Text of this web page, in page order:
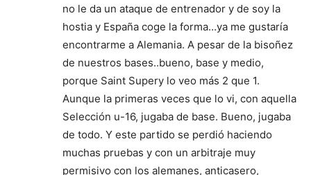
no le da un ataque de entrenador y de soy la
hostia y España coge la forma…ya me gustaría
encontrarme a Alemania. A pesar de la bisoñez
de nuestros bases..bueno, base y medio,
porque Saint Supery lo veo más 2 que 1.
Aunque la primeras veces que lo vi, con aquella
Selección u-16, jugaba de base. Bueno, jugaba
de todo. Y este partido se perdió haciendo
muchas pruebas y con un arbitraje muy
permisivo con los alemanes, anticasero,